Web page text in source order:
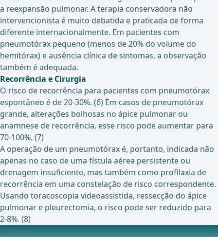
a reexpansão pulmonar. A terapia conservadora não
intervencionista é muito debatida e praticada de forma
diferente internacionalmente. Em pacientes com
pneumotórax pequeno (menos de 20% do volume do
hemitórax) e ausência clínica de sintomas, a observação
também é adequada.
Recorrência e Cirurgia
O risco de recorrência para pacientes com pneumotórax
espontâneo é de 20-30%. (6) Em casos de pneumotórax
grande, alterações bolhosas no ápice pulmonar ou
anamnese de recorrência, esse risco pode aumentar para
70-100%. (7)
A operação de um pneumotórax é, portanto, indicada não
apenas no caso de uma fístula aérea persistente ou
drenagem insuficiente, mas também como profilaxia de
recorrência em uma constelação de risco correspondente.
Usando toracoscopia videoassistida, ressecção do ápice
pulmonar e pleurectomia, o risco pode ser reduzido para
2-8%. (8)
Estudos em andamento sobre este tópico